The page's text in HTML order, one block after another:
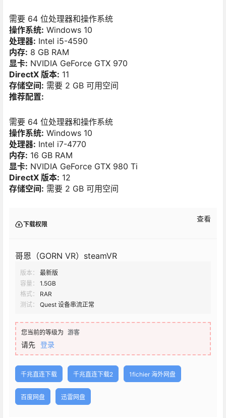
需要 64 位处理器和操作系统
操作系统: Windows 10
处理器: Intel i5-4590
内存: 8 GB RAM
显卡: NVIDIA GeForce GTX 970
DirectX 版本: 11
存储空间: 需要 2 GB 可用空间
推荐配置:
需要 64 位处理器和操作系统
操作系统: Windows 10
处理器: Intel i7-4770
内存: 16 GB RAM
显卡: NVIDIA GeForce GTX 980 Ti
DirectX 版本: 12
存储空间: 需要 2 GB 可用空间
下载权限
查看
哥恩（GORN VR）steamVR
版本：
最新版
容量：
1.5GB
格式：
RAR
测试：
Quest 设备串流正常
您当前的等级为 游客
请先 登录
千兆直连下载 千兆直连下载2 1fichier 海外网盘
百度网盘 迅雷网盘